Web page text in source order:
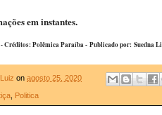
em instantes.
Créditos: Polêmica Paraíba - Publicado por: Suedna
on agosto 25, 2020
Politica